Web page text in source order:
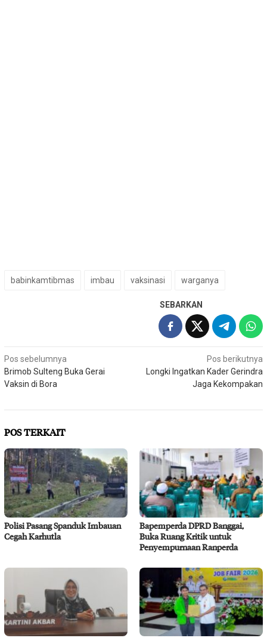
babinkamtibmas imbau vaksinasi warganya
SEBARKAN
Navigasi
pos
Pos sebelumnya
Brimob Sulteng Buka Gerai
Vaksin di Bora
Pos berikutnya
Longki Ingatkan Kader Gerindra
Jaga Kekompakan
POS TERKAIT
Polisi Pasang Spanduk Imbauan
Cegah Karhutla
Bapemperda DPRD Banggai,
Buka Ruang Kritik untuk
Penyempurnaan Ranperda